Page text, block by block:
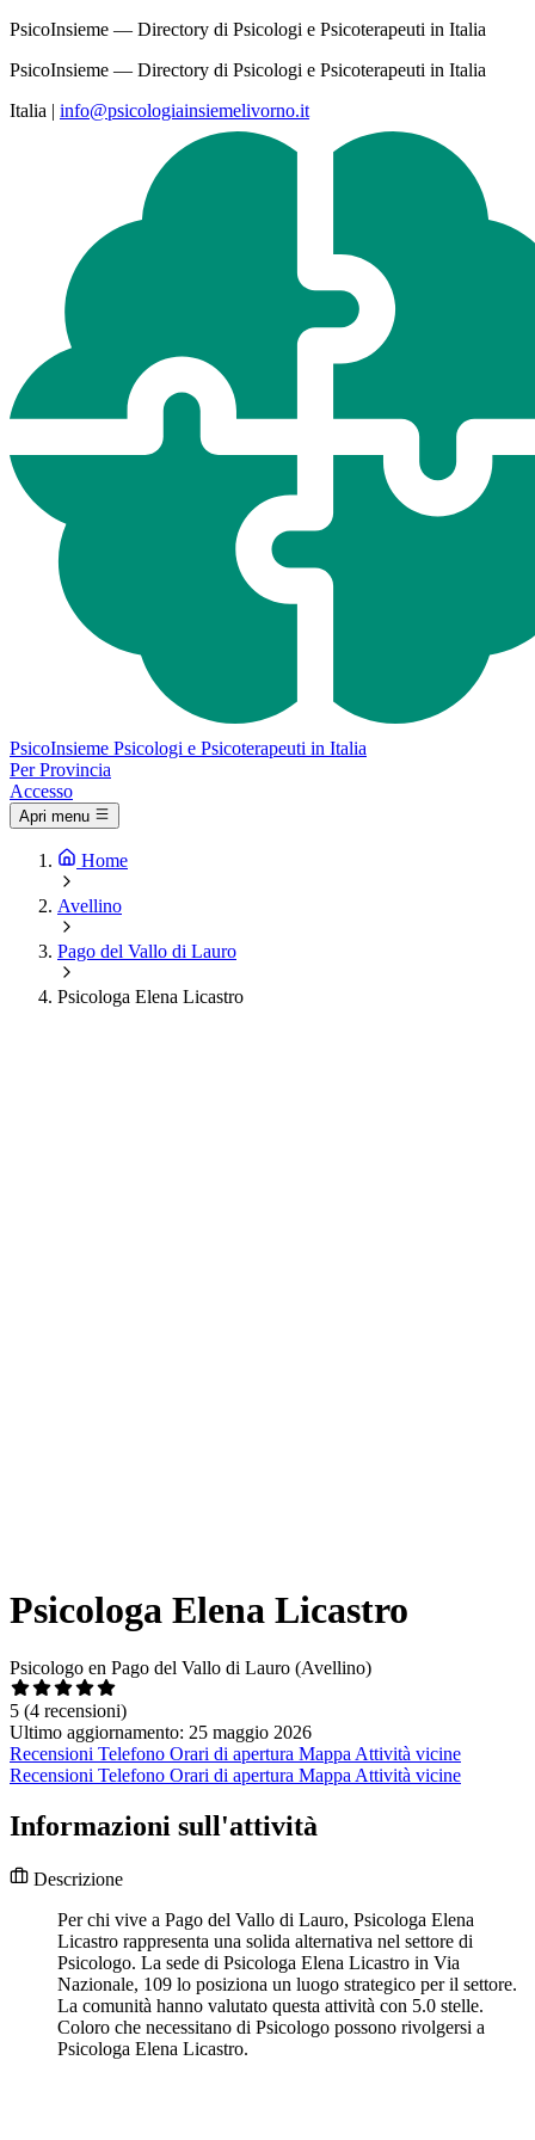
PsicoInsieme — Directory di Psicologi e Psicoterapeuti in Italia
PsicoInsieme — Directory di Psicologi e Psicoterapeuti in Italia
Italia | info@psicologiainsiemelivorno.it
PsicoInsieme Psicologi e Psicoterapeuti in Italia
Per Provincia
Accesso
Apri menu
Home
Avellino
Pago del Vallo di Lauro
Psicologa Elena Licastro
Psicologa Elena Licastro
Psicologo en Pago del Vallo di Lauro (Avellino)
5 (4 recensioni)
Ultimo aggiornamento: 25 maggio 2026
Recensioni Telefono Orari di apertura Mappa Attività vicine
Recensioni Telefono Orari di apertura Mappa Attività vicine
Informazioni sull'attività
Descrizione
Per chi vive a Pago del Vallo di Lauro, Psicologa Elena
Licastro rappresenta una solida alternativa nel settore di
Psicologo. La sede di Psicologa Elena Licastro in Via
Nazionale, 109 lo posiziona un luogo strategico per il settore.
La comunità hanno valutato questa attività con 5.0 stelle.
Coloro che necessitano di Psicologo possono rivolgersi a
Psicologa Elena Licastro.